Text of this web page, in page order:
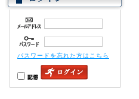
パスワードを忘れた方はこちら